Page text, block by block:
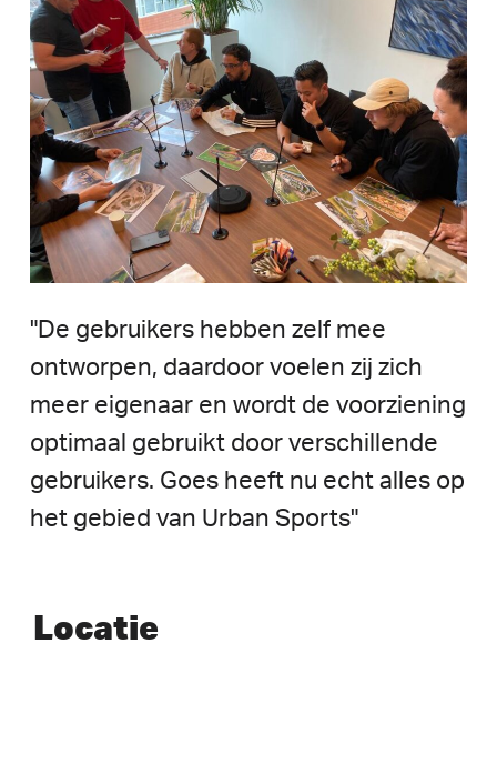
"De gebruikers hebben zelf mee
ontworpen, daardoor voelen zij zich
meer eigenaar en wordt de voorziening
optimaal gebruikt door verschillende
gebruikers. Goes heeft nu echt alles op
het gebied van Urban Sports"
Locatie